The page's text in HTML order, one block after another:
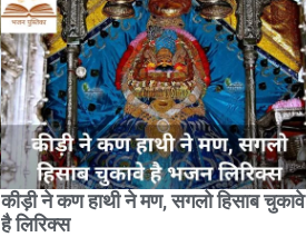
कीड़ी ने कण हाथी ने मण, सगलो हिसाब चुकावे
है लिरिक्स